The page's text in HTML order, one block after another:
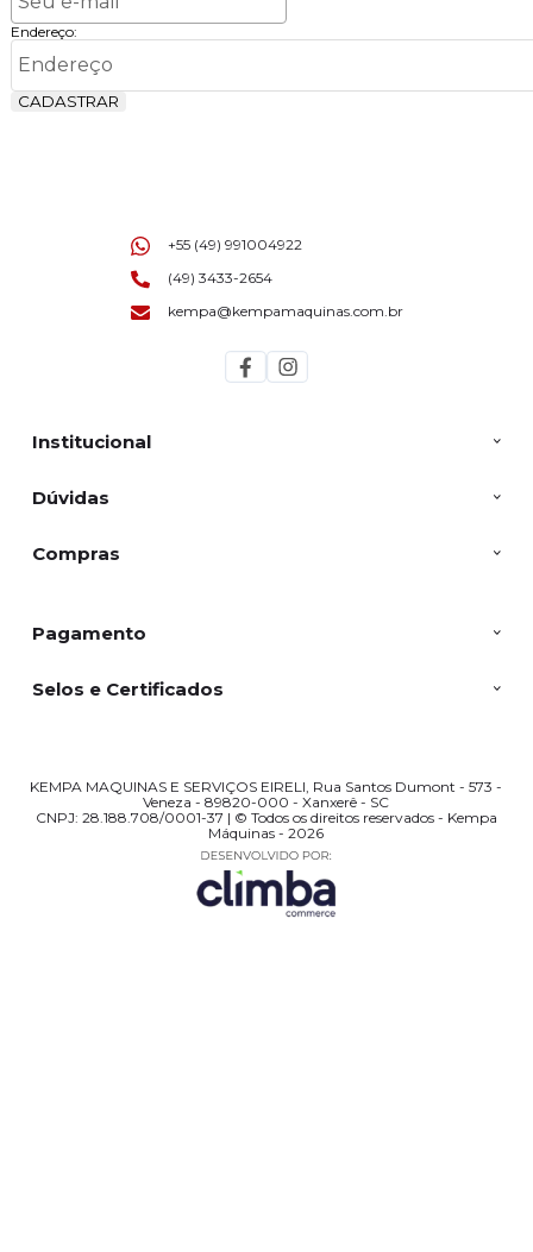
Endereço:
CADASTRAR
Institucional
Dúvidas
Compras
+55 (49) 991004922
(49) 3433-2654
kempa@kempamaquinas.com.br
Pagamento
Selos e Certificados
KEMPA MAQUINAS E SERVIÇOS EIRELI, Rua Santos Dumont - 573 -
Veneza - 89820-000 - Xanxerê - SC
CNPJ: 28.188.708/0001-37 | © Todos os direitos reservados - Kempa
Máquinas - 2026